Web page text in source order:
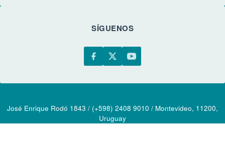
SÍGUENOS
José Enrique Rodó 1843 / (+598) 2408 9010 / Montevideo, 11200,
Uruguay